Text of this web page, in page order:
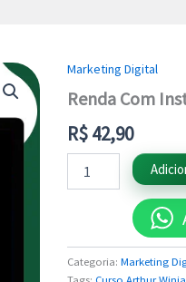
Marketing Digital
Renda Com
R$42,90
Renda
Com
Insta
-
Arthur
quantidade
Categoria:Marketing